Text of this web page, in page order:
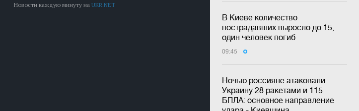
В Киеве количество
пострадавших выросло до 15,
один человек погиб
09:45
Ночью россияне атаковали
Украину 28 ракетами и 115
БПЛА: основное направление
Новости каждую минуту наUKR.NET